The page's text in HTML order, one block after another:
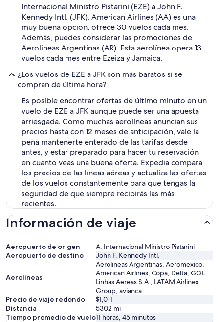
Internacional Ministro Pistarini (EZE) a John F.
Kennedy Intl. (JFK). American Airlines (AA) es una
muy buena opción, ofrece 30 vuelos cada mes.
Además, puedes considerar las promociones de
Aerolineas Argentinas (AR). Esta aerolínea opera 13
vuelos cada mes entre Ezeiza y Jamaica.
¿Los vuelos de EZE a JFK son más baratos si se
compran de última hora?
Es posible encontrar ofertas de último minuto en un
vuelo de EZE a JFK aunque puede ser una apuesta
arriesgada. Como muchas aerolíneas anuncian sus
precios hasta con 12 meses de anticipación, vale la
pena mantenerte enterado de las tarifas desde
antes, y estar preparado para hacer tu reservación
en cuanto veas una buena oferta. Expedia compara
los precios de las líneas aéreas y actualiza las ofertas
de los vuelos constantemente para que tengas la
seguridad de que siempre recibirás las más
recientes.
Información de viaje
Aeropuerto de origen
A. Internacional Ministro Pistarini
Aeropuerto de destino
John F. Kennedy Intl.
Aerolíneas
Aerolineas Argentinas, Aeromexico,
American Airlines, Copa, Delta, GOL
Linhas Aereas S.A., LATAM Airlines
Group, avianca
Precio de viaje redondo
$1,011
Distancia
5302 mi
Tiempo promedio de vuelo11 horas, 45 minutos